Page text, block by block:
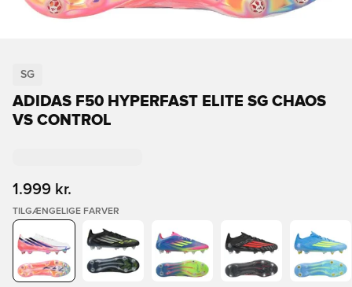
SG
ADIDAS F50 HYPERFAST ELITE SG CHAOS
VS CONTROL
1.999 kr.
TILGÆNGELIGE FARVER